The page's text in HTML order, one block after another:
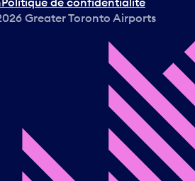
Greater Toronto Airports